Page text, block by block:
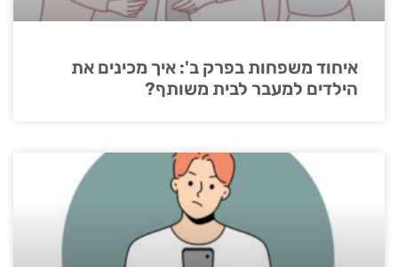
איחוד משפחות בפרק ב': איך מכינים את
הילדים למעבר לבית משותף?